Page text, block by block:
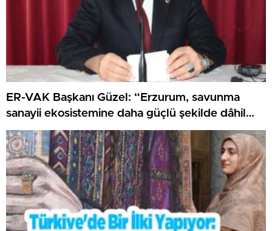
ER-VAK Başkanı Güzel: “Erzurum, savunma
sanayii ekosistemine daha güçlü şekilde dâhil
edilmeli”..